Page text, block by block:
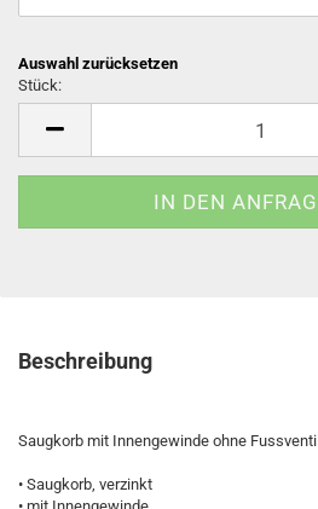
Auswahl zurücksetzen
Stück:
Beschreibung
Saugkorb mit Innengewinde ohne Fussventil
• Saugkorb, verzinkt